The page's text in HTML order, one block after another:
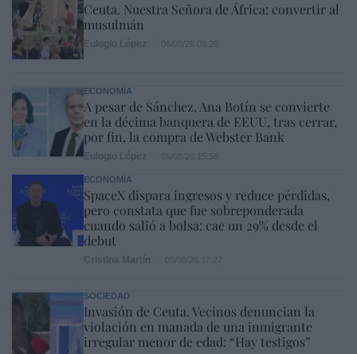
Ceuta. Nuestra Señora de África: convertir al
musulmán
ECONOMÍA
A pesar de Sánchez, Ana Botín se convierte
en la décima banquera de EEUU, tras cerrar,
por fin, la compra de Webster Bank
ECONOMÍA
SpaceX dispara ingresos y reduce pérdidas,
pero constata que fue sobreponderada
cuando salió a bolsa: cae un 29% desde el
debut
SOCIEDAD
Invasión de Ceuta. Vecinos denuncian la
violación en manada de una inmigrante
irregular menor de edad: “Hay testigos”